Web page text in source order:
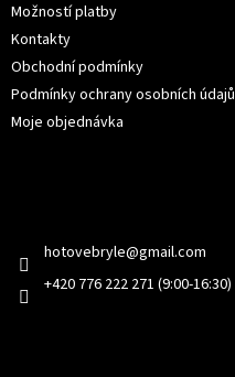
Možností platby
Kontakty
Obchodní podmínky
Podmínky ochrany osobních údajů
Moje objednávka
hotovebryle@gmail.com
+420 776 222 271 (9:00-16:30)